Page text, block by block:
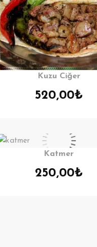
Kuzu Ciğer
520,00₺
Katmer
250,00₺